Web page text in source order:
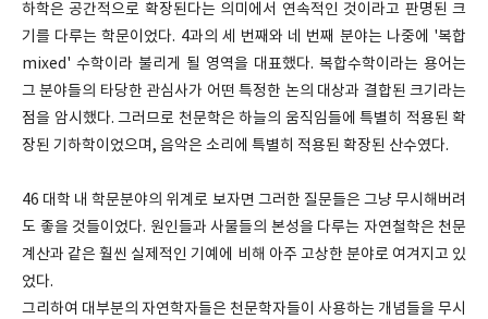
하학은 공간적으로 확장된다는 의미에서 연속적인 것이라고 판명된 크
기를 다루는 학문이었다. 4과의 세 번째와 네 번째 분야는 나중에 '복합
mixed' 수학이라 불리게 될 영역을 대표했다. 복합수학이라는 용어는
그 분야들의 타당한 관심사가 어떤 특정한 논의 대상과 결합된 크기라는
점을 암시했다. 그러므로 천문학은 하늘의 움직임들에 특별히 적용된 확
장된 기하학이었으며, 음악은 소리에 특별히 적용된 확장된 산수였다.
46 대학 내 학문분야의 위계로 보자면 그러한 질문들은 그냥 무시해버려
도 좋을 것들이었다. 원인들과 사물들의 본성을 다루는 자연철학은 천문
계산과 같은 훨씬 실제적인 기예에 비해 아주 고상한 분야로 여겨지고 있
었다.
그리하여 대부분의 자연학자들은 천문학자들이 사용하는 개념들을 무시